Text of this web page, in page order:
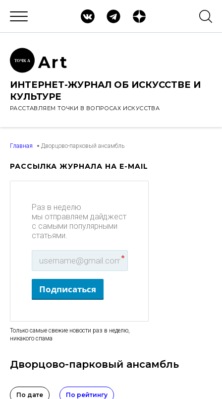
ТОЧК А Art
ИНТЕРНЕТ-ЖУРНАЛ ОБ ИСКУССТВЕ И
КУЛЬТУРЕ
РАССТАВЛЯЕМ ТОЧКИ В ВОПРОСАХ ИСКУССТВА
Главная Дворцово-парковый ансамбль
РАССЫЛКА ЖУРНАЛА НА E-MAIL
Раз в неделю
мы отправляем дайджест
с самыми популярными
статьями.
*
Подписаться
Только самые свежие новости раз в неделю,
никакого спама
Дворцово-парковый ансамбль
По дате По рейтингу